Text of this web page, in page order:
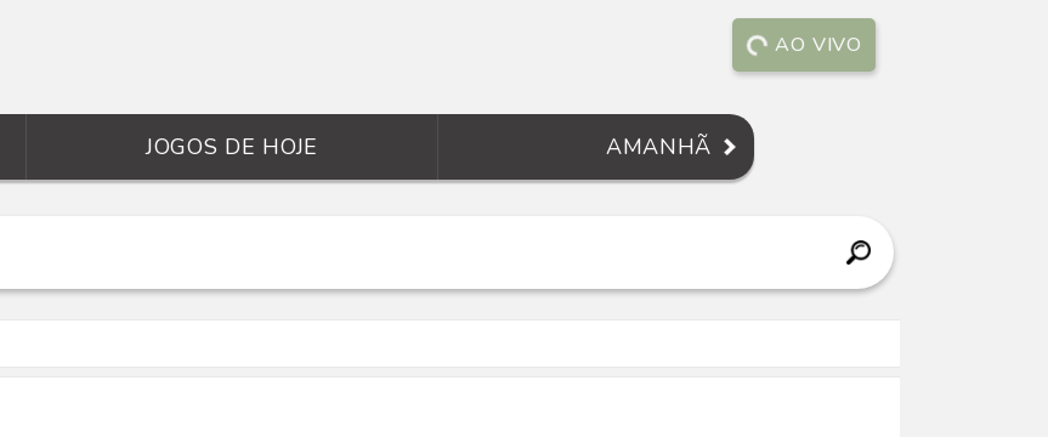
AO VIVO
JOGOS DE HOJE AMANHÃ